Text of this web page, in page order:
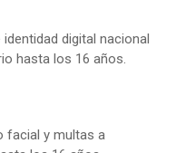
digital nacional
hasta los 16 años.
facial y multas a